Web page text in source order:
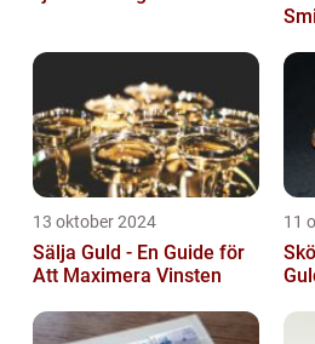
13 oktober 2024
Sälja Guld - En Guide för
Att Maximera Vinsten
11